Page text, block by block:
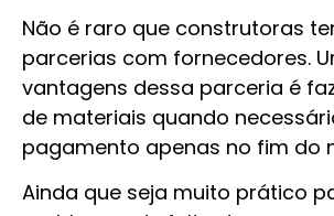
Não é raro que construtoras
parcerias com fornecedores.
vantagens dessa parceria é
de materiais quando
pagamento apenas no fim do
Ainda que seja muito prático